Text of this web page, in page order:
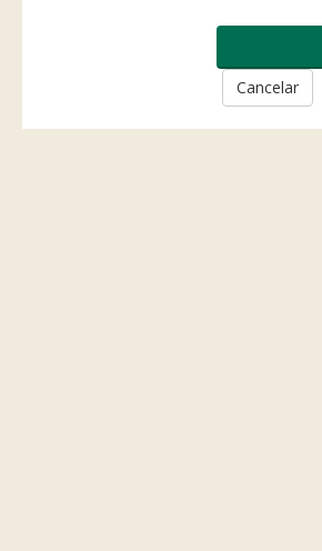
Cancelar